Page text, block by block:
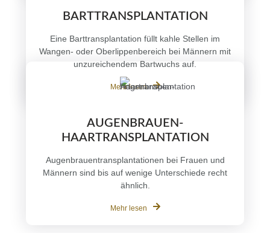
BARTTRANSPLANTATION
Eine Barttransplantation füllt kahle Stellen im
Wangen- oder Oberlippenbereich bei Männern mit
unzureichendem Bartwuchs auf.
Mehr lesen
AUGENBRAUEN-
HAARTRANSPLANTATION
Augenbrauentransplantationen bei Frauen und
Männern sind bis auf wenige Unterschiede recht
ähnlich.
Mehr lesen